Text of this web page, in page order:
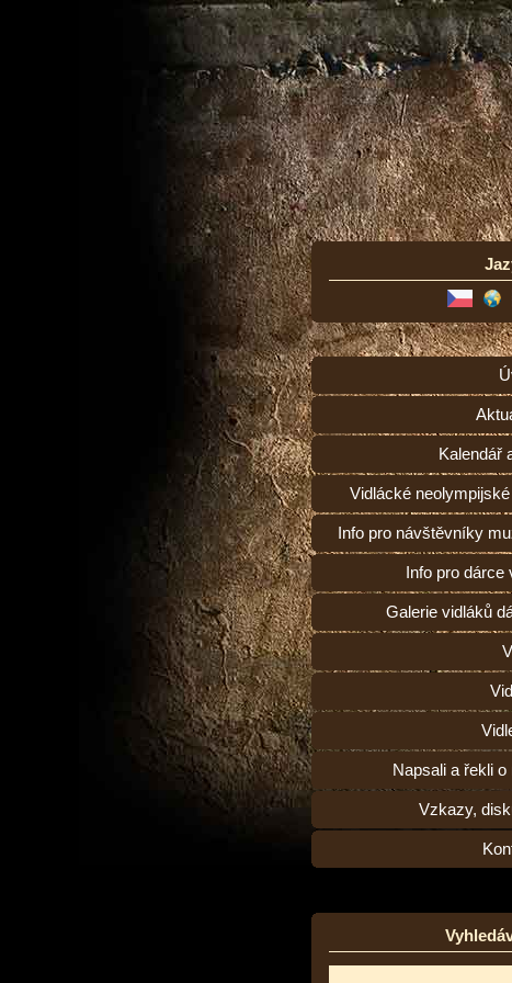
Kalendář
Vidlácké
Info pro návštěvníky
Info pro dárce
Galerie vidláků
Napsali a řekli o
Vzkazy,